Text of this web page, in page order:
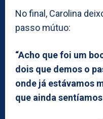
No final, Carolina
passo mútuo:
“Acho que foi um
dois que demos o
onde já estávamos
que ainda